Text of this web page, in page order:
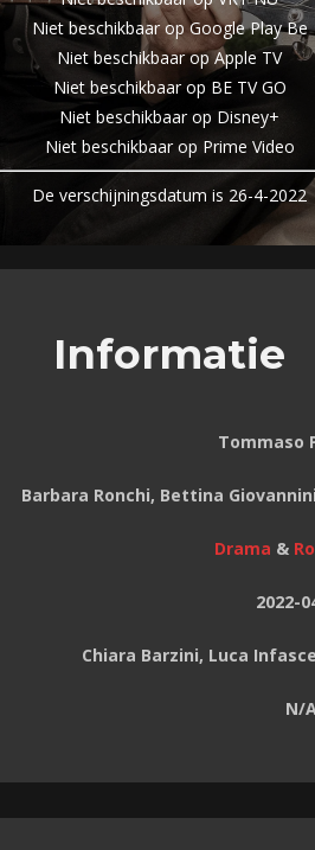
Niet beschikbaar op Google Play Be
Niet beschikbaar op Apple TV
Niet beschikbaar op BE TV GO
Niet beschikbaar op Disney+
Niet beschikbaar op Prime Video
De verschijningsdatum is 26-4-2022
Informatie
Tommaso
Barbara Ronchi, Bettina
Drama &
2022-
Chiara Barzini, Luca
N/